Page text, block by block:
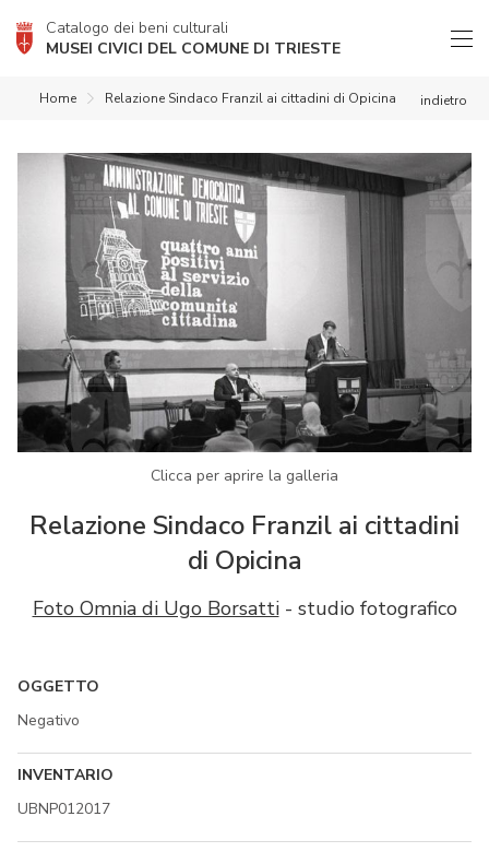
Catalogo dei beni culturali
MUSEI CIVICI DEL COMUNE DI TRIESTE
indietro
Home Relazione Sindaco Franzil ai cittadini di Opicina
Clicca per aprire la galleria
Relazione Sindaco Franzil ai cittadini
di Opicina
Foto Omnia di Ugo Borsatti- studio fotografico
OGGETTO
Negativo
INVENTARIO
UBNP012017